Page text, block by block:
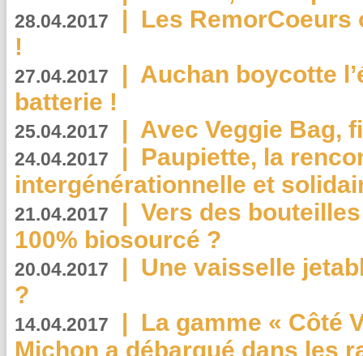
28.04.2017 | Les RemorCoeurs
!
27.04.2017 | Auchan boycotte
batterie !
25.04.2017 | Avec Veggie Bag,
24.04.2017 | Paupiette, la
intergénérationnelle et
21.04.2017 | Vers des
100% biosourcé ?
20.04.2017 | Une vaisselle
?
14.04.2017 | La gamme « Côté
Michon a débarqué dans les